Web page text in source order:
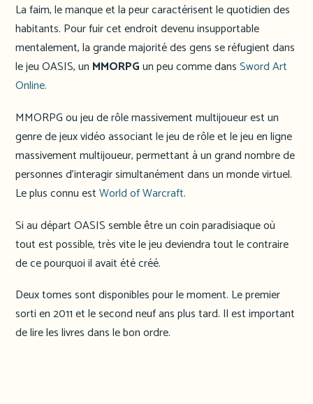
La faim, le manque et la peur caractérisent le quotidien des
habitants. Pour fuir cet endroit devenu insupportable
mentalement, la grande majorité des gens se réfugient dans
le jeu OASIS, un MMORPGun peu comme dansSword Art
Online.
MMORPG ou jeu de rôle massivement multijoueur est un
genre de jeux vidéo associant le jeu de rôle et le jeu en ligne
massivement multijoueur, permettant à un grand nombre de
personnes d’interagir simultanément dans un monde virtuel.
Le plus connu estWorld of Warcraft.
Si au départ OASIS semble être un coin paradisiaque où
tout est possible, très vite le jeu deviendra tout le contraire
de ce pourquoi il avait été créé.
Deux tomes sont disponibles pour le moment. Le premier
sorti en 2011 et le second neuf ans plus tard. Il est important
de lire les livres dans le bon ordre.